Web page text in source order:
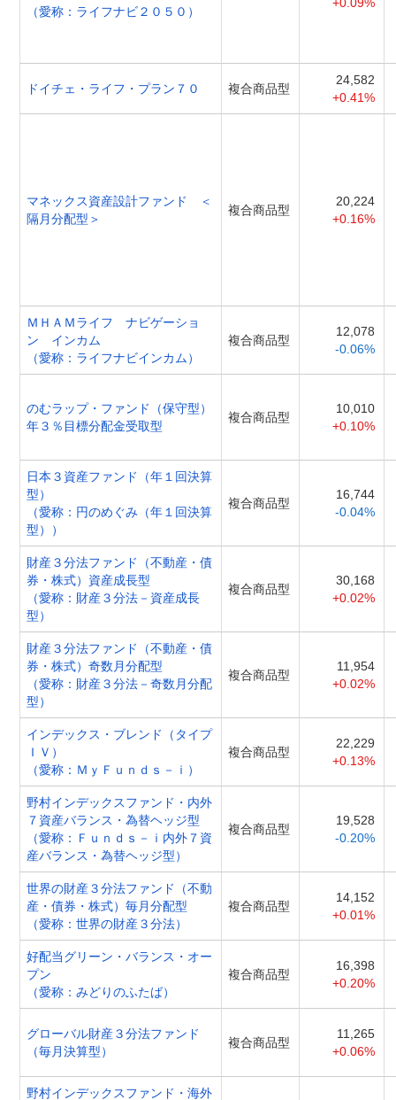
（愛称：ライフナビ２０５０）
ドイチェ・ライフ・プラン７０ 複合商品型
24,582
+0.41%
マネックス資産設計ファンド ＜
隔月分配型＞
複合商品型
20,224
+0.16%
ＭＨＡＭライフ ナビゲーショ
ン インカム
（愛称：ライフナビインカム）
複合商品型
12,078
-0.06%
のむラップ・ファンド（保守型）
年３％目標分配金受取型
複合商品型
10,010
+0.10%
日本３資産ファンド（年１回決算
型）
（愛称：円のめぐみ（年１回決算
型））
複合商品型
16,744
-0.04%
財産３分法ファンド（不動産・債
券・株式）資産成長型
（愛称：財産３分法－資産成長
型）
複合商品型
30,168
+0.02%
財産３分法ファンド（不動産・債
券・株式）奇数月分配型
（愛称：財産３分法－奇数月分配
型）
複合商品型
11,954
+0.02%
インデックス・ブレンド（タイプ
ＩＶ）
（愛称：ＭｙＦｕｎｄｓ－ｉ）
複合商品型
22,229
+0.13%
野村インデックスファンド・内外
７資産バランス・為替ヘッジ型
（愛称：Ｆｕｎｄｓ－ｉ内外７資
産バランス・為替ヘッジ型）
複合商品型
19,528
-0.20%
世界の財産３分法ファンド（不動
産・債券・株式）毎月分配型
（愛称：世界の財産３分法）
複合商品型
14,152
+0.01%
好配当グリーン・バランス・オー
プン
（愛称：みどりのふたば）
複合商品型
16,398
+0.20%
グローバル財産３分法ファンド
（毎月決算型）
複合商品型
11,265
+0.06%
野村インデックスファンド・海外